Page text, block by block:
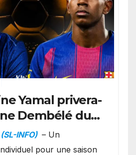
Yamal privera-
Dembélé du
? INFO) – Un
pour une saison